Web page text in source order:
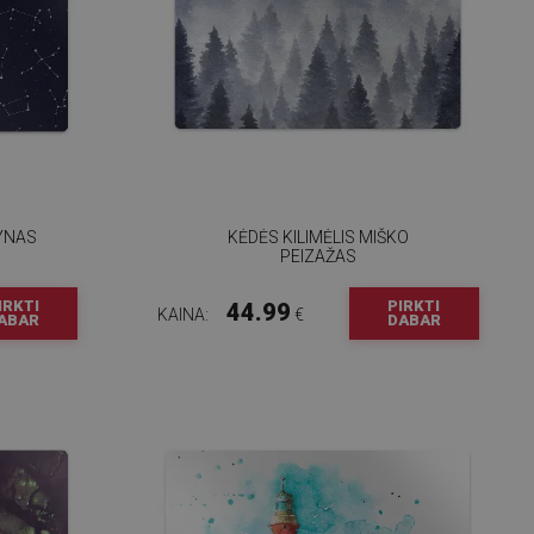
KĖDĖS KILIMĖLIS MIŠKO
PEIZAŽAS
KAINA: 44.99 €
PIRKTI
DABAR